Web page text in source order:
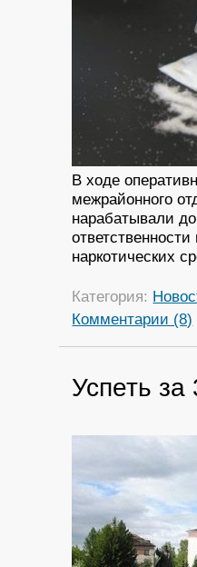
В ходе
межрайонного
нарабатывали
наркотических
Категория:
Комментарии (8)
Успеть за